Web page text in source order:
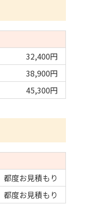
32,400円
38,900円
45,300円
都度お見積もり
都度お見積もり